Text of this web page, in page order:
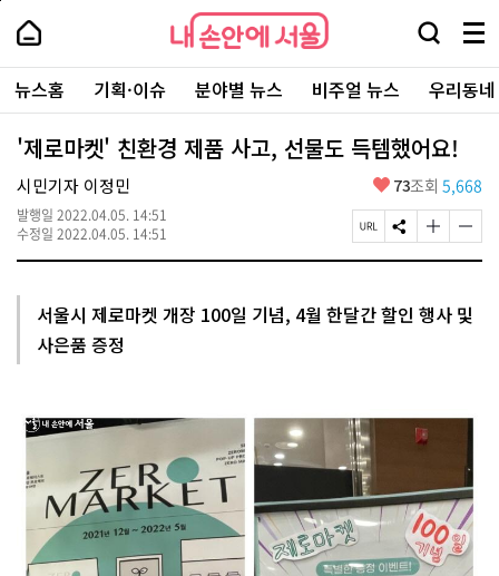
본
로
가
내
손
안
에
서
울
-
서
울
시
대
표
소
포
내
손
에
울
검
창
열
기
메
뉴
전
체
보
주
요
서
뉴스홈 기획·이슈 분야별 뉴스 비주얼 뉴스 우리동
'제로마켓' 친환경 제품 사고, 선물도 득템했어요!
시민기자 이정민
발행일 2022.04.05. 14:51
수정일 2022.04.05. 14:51
좋
요
73조회 5,668
페
이
R
L
S
N
유
하
글
자
크
게
글
자
작
게
서울시 제로마켓 개장 100일 기념, 4월 한달간 할인 행사 및
사은품 증정
페
상
단
로